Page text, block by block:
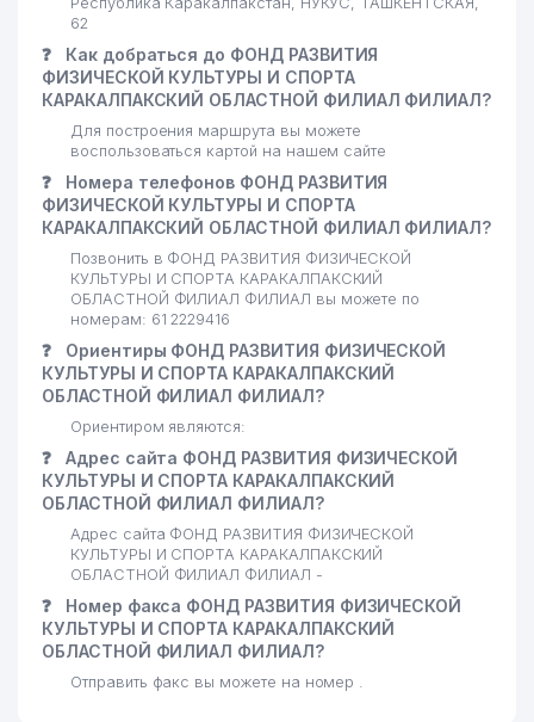
62
❓
Как добраться до ФОНД РАЗВИТИЯ
ФИЗИЧЕСКОЙ КУЛЬТУРЫ И СПОРТА
КАРАКАЛПАКСКИЙ ОБЛАСТНОЙ ФИЛИАЛ ФИЛИАЛ?
Для построения маршрута вы можете
воспользоваться картой на нашем сайте
❓
Номера телефонов ФОНД РАЗВИТИЯ
ФИЗИЧЕСКОЙ КУЛЬТУРЫ И СПОРТА
КАРАКАЛПАКСКИЙ ОБЛАСТНОЙ ФИЛИАЛ ФИЛИАЛ?
Позвонить в ФОНД РАЗВИТИЯ ФИЗИЧЕСКОЙ
КУЛЬТУРЫ И СПОРТА КАРАКАЛПАКСКИЙ
ОБЛАСТНОЙ ФИЛИАЛ ФИЛИАЛ вы можете по
номерам: 61 2229416
❓
Ориентиры ФОНД РАЗВИТИЯ ФИЗИЧЕСКОЙ
КУЛЬТУРЫ И СПОРТА КАРАКАЛПАКСКИЙ
ОБЛАСТНОЙ ФИЛИАЛ ФИЛИАЛ?
Ориентиром являются:
❓
Адрес сайта ФОНД РАЗВИТИЯ ФИЗИЧЕСКОЙ
КУЛЬТУРЫ И СПОРТА КАРАКАЛПАКСКИЙ
ОБЛАСТНОЙ ФИЛИАЛ ФИЛИАЛ?
Адрес сайта ФОНД РАЗВИТИЯ ФИЗИЧЕСКОЙ
КУЛЬТУРЫ И СПОРТА КАРАКАЛПАКСКИЙ
ОБЛАСТНОЙ ФИЛИАЛ ФИЛИАЛ -
❓
Номер факса ФОНД РАЗВИТИЯ ФИЗИЧЕСКОЙ
КУЛЬТУРЫ И СПОРТА КАРАКАЛПАКСКИЙ
ОБЛАСТНОЙ ФИЛИАЛ ФИЛИАЛ?
Отправить факс вы можете на номер .